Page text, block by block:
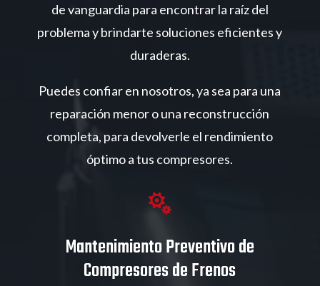
de vanguardia para encontrar la raíz del
problema y brindarte soluciones eficientes y
duraderas.
Puedes confiar en nosotros, ya sea para una
reparación menor o una reconstrucción
completa, para devolverle el rendimiento
óptimo a tus compresores.

Mantenimiento Preventivo de
Compresores de Frenos